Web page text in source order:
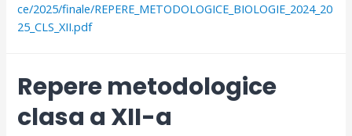
ce/2025/finale/REPERE_METODOLOGICE_BIOLOGIE_2024_20
25_CLS_XII.pdf
Repere metodologice
clasa a XII-a